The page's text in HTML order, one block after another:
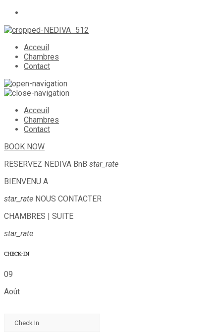
Acceuil
Chambres
Contact
Acceuil
Chambres
Contact
BOOK NOW
RESERVEZ NEDIVA BnB star_rate
BIENVENU A
star_rate NOUS CONTACTER
CHAMBRES | SUITE
star_rate
CHECK-IN
09
Août